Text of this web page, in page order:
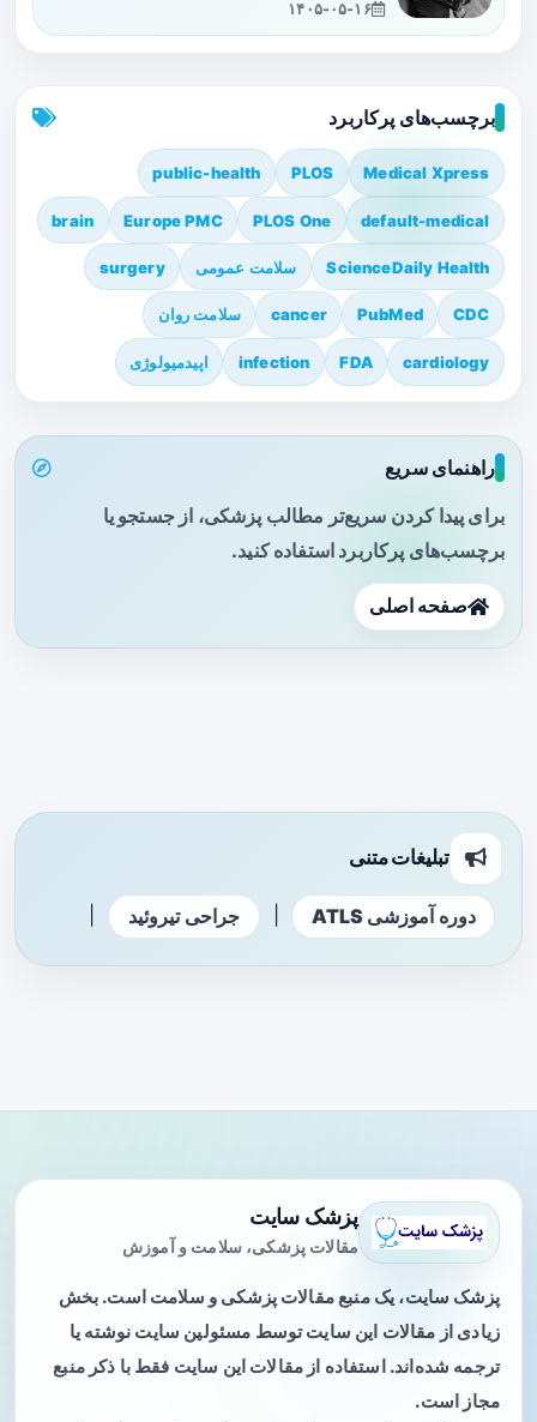
۱۴۰۵-۰۵-۱۶
برچسب‌های پرکاربرد
Medical Xpress
PLOS
public-health
default-medical
PLOS One
Europe PMC
brain
ScienceDaily Health سلامت عمومی surgery
CDC
PubMed
cancer سلامت روان
cardiology
FDA
infection اپیدمیولوژی
راهنمای سریع
برای پیدا کردن سریع‌تر مطالب پزشکی، از جستجو یا
برچسب‌های پرکاربرد استفاده کنید.
صفحه اصلی
تبلیغات متنی
دوره آموزشی ATLS جراحی تیروئید
پزشک سایت
مقالات پزشکی، سلامت و آموزش
پزشک سایت، یک منبع مقالات پزشکی و سلامت است. بخش
زیادی از مقالات این سایت توسط مسئولین سایت نوشته یا
ترجمه شده‌اند. استفاده از مقالات این سایت فقط با ذکر منبع
مجاز است.